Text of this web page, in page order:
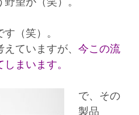
（笑）。
ていますが、 今この流
まいます。
で、その
製品